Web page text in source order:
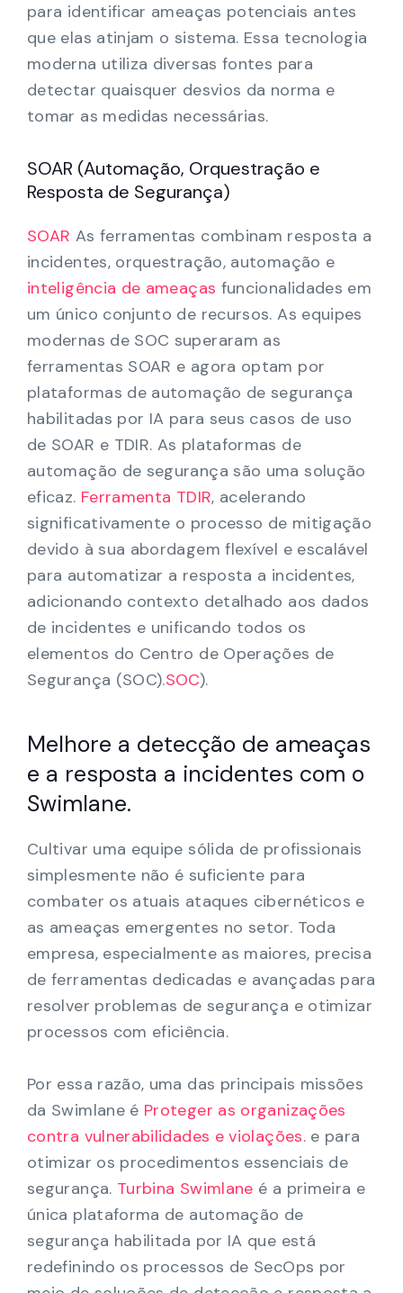
para identificar ameaças potenciais antes
que elas atinjam o sistema. Essa tecnologia
moderna utiliza diversas fontes para
detectar quaisquer desvios da norma e
tomar as medidas necessárias.
SOAR (Automação, Orquestração e
Resposta de Segurança)
SOAR As ferramentas combinam resposta a
incidentes, orquestração, automação e
inteligência de ameaças funcionalidades em
um único conjunto de recursos. As equipes
modernas de SOC superaram as
ferramentas SOAR e agora optam por
plataformas de automação de segurança
habilitadas por IA para seus casos de uso
de SOAR e TDIR. As plataformas de
automação de segurança são uma solução
eficaz. Ferramenta TDIR, acelerando
significativamente o processo de mitigação
devido à sua abordagem flexível e escalável
para automatizar a resposta a incidentes,
adicionando contexto detalhado aos dados
de incidentes e unificando todos os
elementos do Centro de Operações de
Segurança (SOC).SOC).
Melhore a detecção de ameaças
e a resposta a incidentes com o
Swimlane.
Cultivar uma equipe sólida de profissionais
simplesmente não é suficiente para
combater os atuais ataques cibernéticos e
as ameaças emergentes no setor. Toda
empresa, especialmente as maiores, precisa
de ferramentas dedicadas e avançadas para
resolver problemas de segurança e otimizar
processos com eficiência.
Por essa razão, uma das principais missões
da Swimlane é Proteger as organizações
contra vulnerabilidades e violações.e para
otimizar os procedimentos essenciais de
segurança. Turbina Swimlane é a primeira e
única plataforma de automação de
segurança habilitada por IA que está
redefinindo os processos de SecOps por